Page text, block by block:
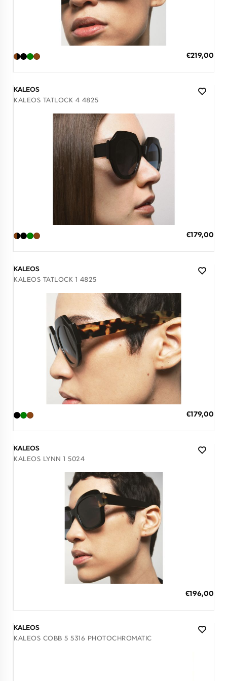
Ειδική
€219,00
Διαθέσιμο
ΠΡΟΣΘΗΚΗ ΣΤΟ ΚΑΛΑΘΙ
KALEOS
KALEOS TATLOCK 4 4825
Ειδική
€179,00
ΠΡΟΣΘΗΚΗ ΣΤΟ ΚΑΛΑΘΙ
KALEOS
KALEOS TATLOCK 1 4825
Ειδική
€179,00
Διαθέσιμο
ΠΡΟΣΘΗΚΗ ΣΤΟ ΚΑΛΑΘΙ
KALEOS
KALEOS LYNN 1 5024
Ειδική
€196,00
Διαθέσιμο
ΠΡΟΣΘΗΚΗ ΣΤΟ ΚΑΛΑΘΙ
KALEOS
KALEOS COBB 5 5316 PHOTOCHROMATIC